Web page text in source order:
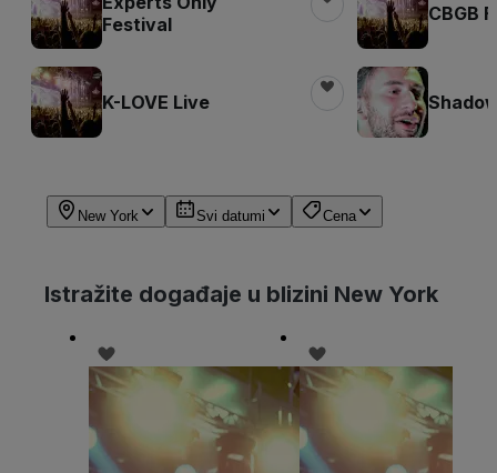
Festival
K-LOVE Live
CBGB
New York Svi datumi Cena
Istražite događaje u blizini New York